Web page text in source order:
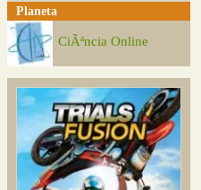
Planeta
CiÃªncia Online